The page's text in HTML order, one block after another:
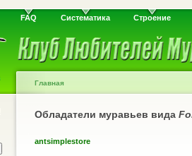
FAQ Систематика Строение
Главная
Обладатели муравьев вида
antsimplestore